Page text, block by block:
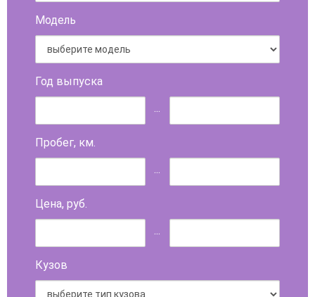
Модель
Год выпуска
...
Пробег, км.
...
Цена, руб.
...
Кузов